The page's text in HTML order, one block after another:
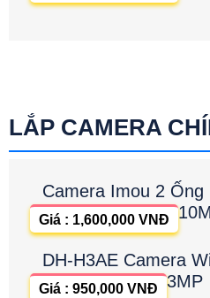
LẮP CAMERA
Camera Imou 2 Ống
Giá : 1,600,000 VNĐ
DH-H3AE Camera
3MP
Giá : 950,000 VNĐ